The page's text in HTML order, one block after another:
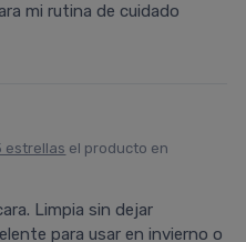
mi rutina de cuidado
estrellas el producto en
Limpia sin dejar
para usar en invierno o